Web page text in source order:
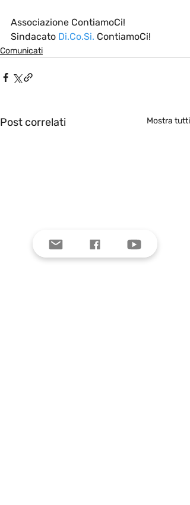
Associazione ContiamoCi!
Sindacato Di.Co.Si. ContiamoCi!
Comunicati
Post correlati Mostra tutti